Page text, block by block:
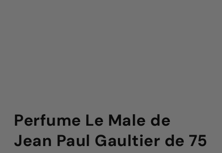
Perfume Le Male de
Jean Paul Gaultier de 75